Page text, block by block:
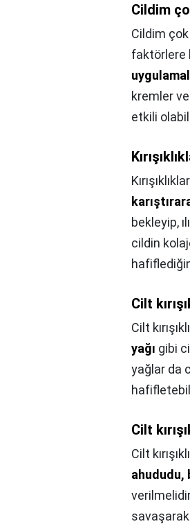
Cildim
Cildim çok
faktörlere
kremler
etkili
bekleyip,
cildin
Cilt
Cilt
yağı gibi
yağlar da
Cilt
Cilt
ahududu,